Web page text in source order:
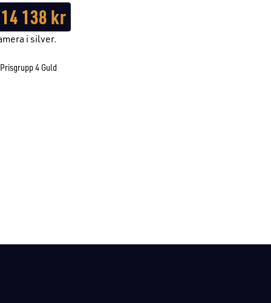
14 138kr
i silver.
Prisgrupp 4 Guld